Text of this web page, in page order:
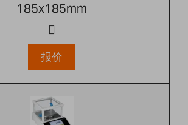
185x185mm
报价